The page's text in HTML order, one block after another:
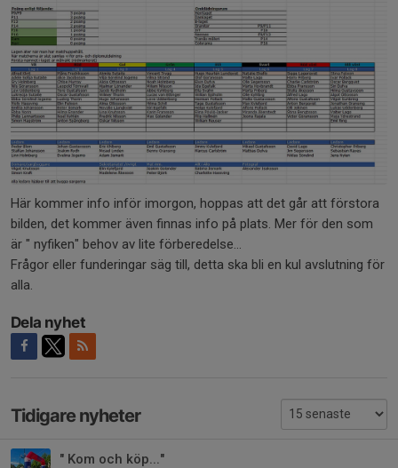
Här kommer info inför imorgon, hoppas att det går att förstora
bilden, det kommer även finnas info på plats. Mer för den som
är " nyfiken" behov av lite förberedelse...
Frågor eller funderingar säg till, detta ska bli en kul avslutning för
alla.
Dela nyhet
Tidigare nyheter
" Kom och köp..."